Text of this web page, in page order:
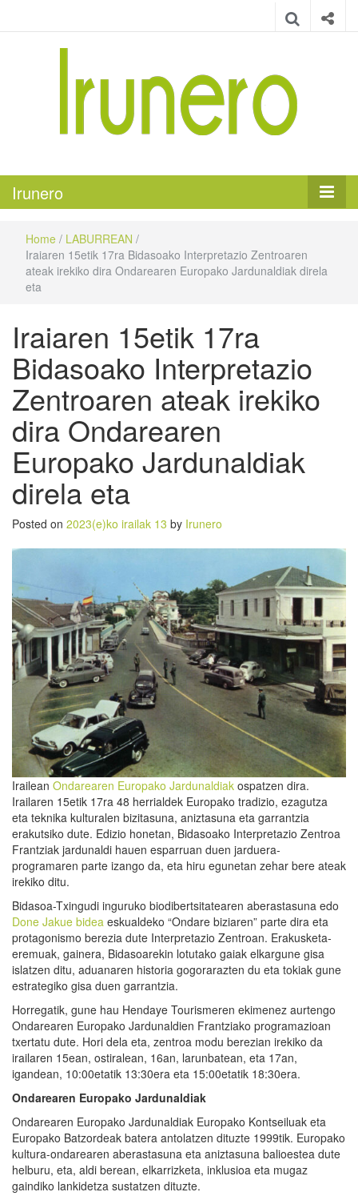
Irunero
Home / LABURREAN /
Iraiaren 15etik 17ra Bidasoako Interpretazio Zentroaren
ateak irekiko dira Ondarearen Europako Jardunaldiak direla
eta
Iraiaren 15etik 17ra
Bidasoako Interpretazio
Zentroaren ateak irekiko
dira Ondarearen
Europako Jardunaldiak
direla eta
Posted on 2023(e)ko irailak 13 by Irunero
Irailean Ondarearen Europako Jardunaldiak ospatzen dira.
Irailaren 15etik 17ra 48 herrialdek Europako tradizio, ezagutza
eta teknika kulturalen bizitasuna, aniztasuna eta garrantzia
erakutsiko dute. Edizio honetan, Bidasoako Interpretazio Zentroa
Frantziak jardunaldi hauen esparruan duen jarduera-
programaren parte izango da, eta hiru egunetan zehar bere ateak
irekiko ditu.
Bidasoa-Txingudi inguruko biodibertsitatearen aberastasuna edo
Done Jakue bidea eskualdeko “Ondare biziaren” parte dira eta
protagonismo berezia dute Interpretazio Zentroan. Erakusketa-
eremuak, gainera, Bidasoarekin lotutako gaiak elkargune gisa
islatzen ditu, aduanaren historia gogorarazten du eta tokiak gune
estrategiko gisa duen garrantzia.
Horregatik, gune hau Hendaye Tourismeren ekimenez aurtengo
Ondarearen Europako Jardunaldien Frantziako programazioan
txertatu dute. Hori dela eta, zentroa modu berezian irekiko da
irailaren 15ean, ostiralean, 16an, larunbatean, eta 17an,
igandean, 10:00etatik 13:30era eta 15:00etatik 18:30era.
Ondarearen Europako Jardunaldiak
Ondarearen Europako Jardunaldiak Europako Kontseiluak eta
Europako Batzordeak batera antolatzen dituzte 1999tik. Europako
kultura-ondarearen aberastasuna eta aniztasuna balioestea dute
helburu, eta, aldi berean, elkarrizketa, inklusioa eta mugaz
gaindiko lankidetza sustatzen dituzte.